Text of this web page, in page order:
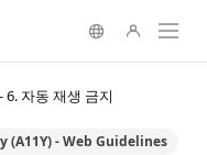
자동 재생 금지
- Web Guidelines